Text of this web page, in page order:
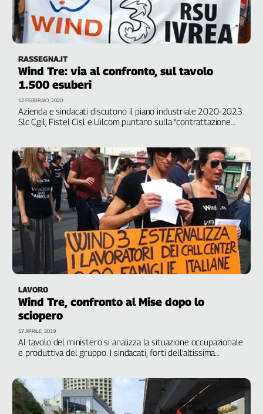
Collettiva
Play
Rubriche
Collettiva
Talk
settimana
Collettiva
Girasoli
Sassolino
Linea
Economica
Tech
It
Easy
Inserti
Diffusa
InFlai
Le
trasmissioni
Work
Progress
L'Italia
nel
RASSEGNA.IT
Wind Tre: via al confronto, sul tavolo
1.500 esuberi
Azienda e sindacati discutono il piano industriale 2020-2023.
Slc Cgil, Fistel Cisl e Uilcom puntano sulla "contrattazione
12 FEBBRAIO, 2020
LAVORO
Wind Tre, confronto al Mise dopo lo
sciopero
Al tavolo del ministero si analizza la situazione occupazionale
e produttiva del gruppo. I sindacati, forti dell'altissima
17 APRILE, 2019